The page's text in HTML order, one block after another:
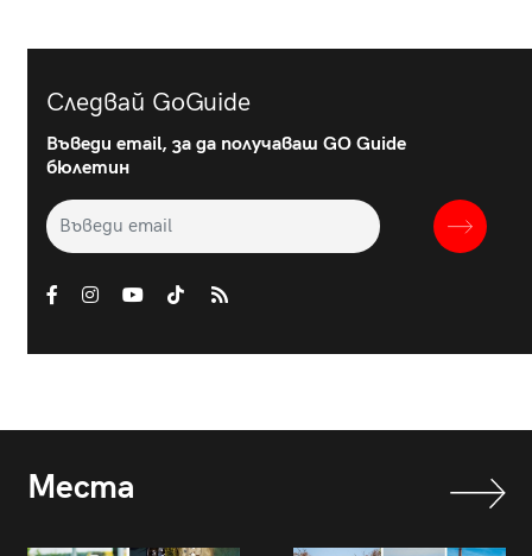
Следвай GoGuide
Въведи email, за да получаваш GO Guide
бюлетин
Места